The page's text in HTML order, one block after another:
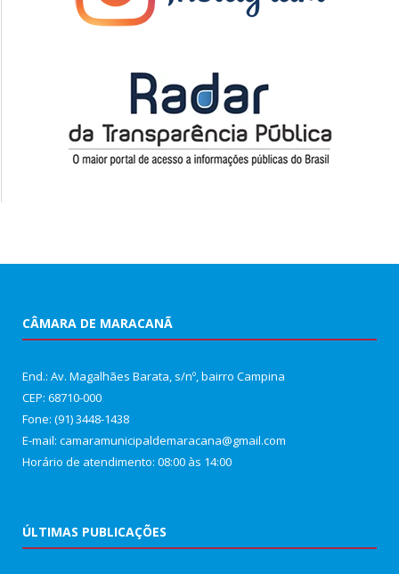
CÂMARA DE MARACANÃ
End.: Av. Magalhães Barata, s/nº, bairro Campina
CEP: 68710-000
Fone: (91) 3448-1438
E-mail: camaramunicipaldemaracana@gmail.com
Horário de atendimento: 08:00 às 14:00
ÚLTIMAS PUBLICAÇÕES